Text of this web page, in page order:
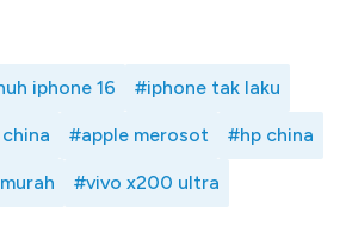
iphone 16 #iphone tak laku
#apple merosot #hp china
#vivo x200 ultra